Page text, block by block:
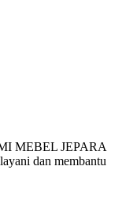
MEBEL JEPARA
dan membantu